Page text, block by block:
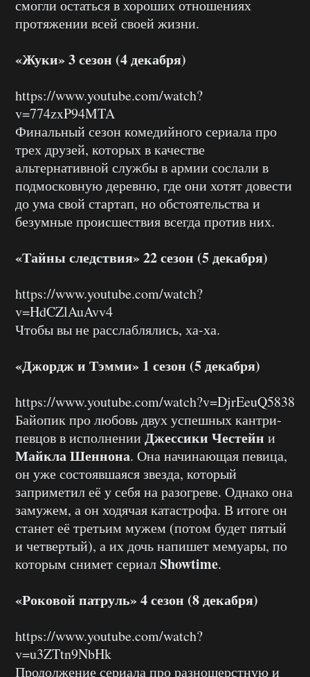
смогли остаться в хороших отношениях
протяжении всей своей жизни.
«Жуки» 3 сезон (4 декабря)
https://www.youtube.com/watch?
v=774zxP94MTA
Финальный сезон комедийного сериала про
трех друзей, которых в качестве
альтернативной службы в армии сослали в
подмосковную деревню, где они хотят довести
до ума свой стартап, но обстоятельства и
безумные происшествия всегда против них.
«Тайны следствия» 22 сезон (5 декабря)
https://www.youtube.com/watch?
v=HdCZlAuAvv4
Чтобы вы не расслаблялись, ха-ха.
«Джордж и Тэмми» 1 сезон (5 декабря)
https://www.youtube.com/watch?v=DjrEeuQ5838
Байопик про любовь двух успешных кантри-
певцов в исполнении Джессики Честейн и
Майкла Шеннона. Она начинающая певица,
он уже состоявшаяся звезда, который
заприметил её у себя на разогреве. Однако она
замужем, а он ходячая катастрофа. В итоге он
станет её третьим мужем (потом будет пятый
и четвертый), а их дочь напишет мемуары, по
которым снимет сериалShowtime.
«Роковой патруль» 4 сезон (8 декабря)
https://www.youtube.com/watch?
v=u3ZTtn9NbHk
Продолжение сериала про разношерстную и